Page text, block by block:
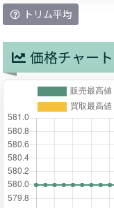
トリム平均
価格チャート